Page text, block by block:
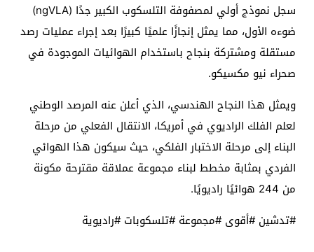
سجل نموذج أولي لمصفوفة التلسكوب الكبير جدًا (ngVLA)
ضوءه الأول، مما يمثل إنجازًا علميًا كبيرًا بعد إجراء عمليات رصد
مستقلة ومشتركة بنجاح باستخدام الهوائيات الموجودة في
صحراء نيو مكسيكو.
ويمثل هذا النجاح الهندسي، الذي أعلن عنه المرصد الوطني
لعلم الفلك الراديوي في أمريكا، الانتقال الفعلي من مرحلة
البناء إلى مرحلة الاختبار الفلكي، حيث سيكون هذا الهوائي
الفردي بمثابة مخطط لبناء مجموعة عملاقة مقترحة مكونة
من 244 هوائيًا راديويًا.
#تدشين #أقوى #مجموعة #تلسكوبات #راديوية